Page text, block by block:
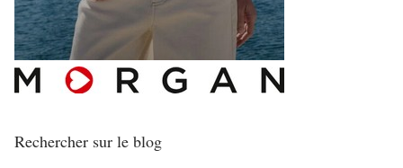
Rechercher sur le blog